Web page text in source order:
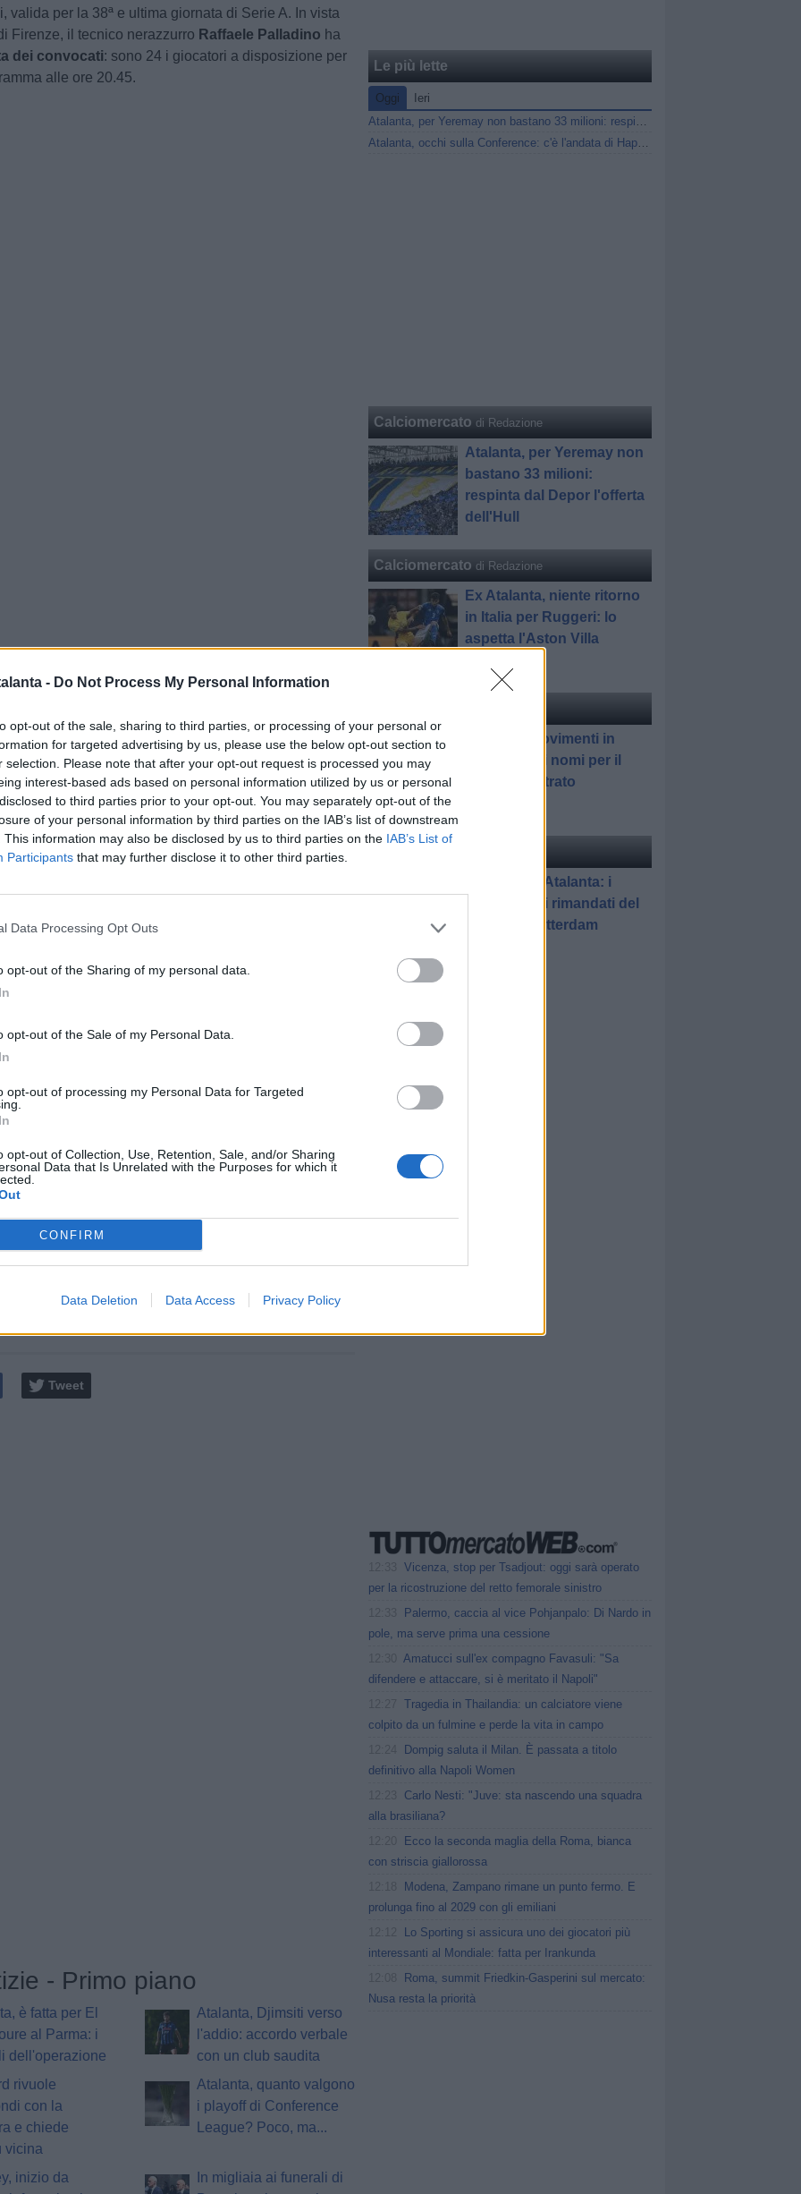
- Do Not Process My Personal Information
opt-out of the sale, sharing to third parties, or processing of your personal or
for targeted advertising by us, please use the below opt-out section to
selection. Please note that after your opt-out request is processed you may
interest-based ads based on personal information utilized by us or personal
to third parties prior to your opt-out. You may separately opt-out of the
of your personal information by third parties on the IAB’s list of downstream
This information may also be disclosed by us to third parties on the IAB’s List of
Participants that may further disclose it to other third parties.
Data Processing Opt Outs
opt-out of the Sharing of my personal data.
opt-out of the Sale of my Personal Data.
opt-out of processing my Personal Data for Targeted
opt-out of Collection, Use, Retention, Sale, and/or Sharing
Data that Is Unrelated with the Purposes for which it
CONFIRM
Data Deletion Data Access Privacy Policy
valida per la 38ª e ultima giornata di Serie A. In vista
Firenze, il tecnico nerazzurro Raffaele Palladino ha
dei convocati: sono 24 i giocatori a disposizione per
alle ore 20.45.
Fiorentina-Atalanta
(69)
(5)
(16)
(29)
Charles (17)
(15)
(19)
(23)
(6)
(18)
(31)
(42)
(9)
(7)
(45)
(59)
(77)
Gio 21 maggio 2026 alle 18:01
Tweet
- Primo piano
è fatta per El
al Parma: i
dell'operazione
Atalanta, Djimsiti verso
l'addio: accordo verbale
con un club saudita
rivuole
con la
e chiede
vicina
Atalanta, quanto valgono
i playoff di Conference
League? Poco, ma...
inizio da
In migliaia ai funerali di
Le più lette
Oggi
Ieri
Atalanta, per Yeremay non bastano 33 milioni: respinta dal Depor l'offerta dell'Hull
Atalanta, occhi sulla Conference: c'è l'andata di Hapoel Tel Aviv-Katowice
Calciomercato di Redazione
Atalanta, per Yeremay non
bastano 33 milioni:
respinta dal Depor l'offerta
dell'Hull
Calciomercato di Redazione
Ex Atalanta, niente ritorno
in Italia per Ruggeri: lo
aspetta l'Aston Villa
Atalanta, movimenti in
difesa: tutti i nomi per il
reparto arretrato
Feyenoord-Atalanta: i
promossi e i rimandati del
match di Rotterdam
Vicenza, stop per Tsadjout: oggi sarà operato
per la ricostruzione del retto femorale sinistro
Palermo, caccia al vice Pohjanpalo: Di Nardo in
pole, ma serve prima una cessione
Amatucci sull'ex compagno Favasuli: "Sa
difendere e attaccare, si è meritato il Napoli"
Tragedia in Thailandia: un calciatore viene
colpito da un fulmine e perde la vita in campo
Dompig saluta il Milan. È passata a titolo
definitivo alla Napoli Women
Carlo Nesti: "Juve: sta nascendo una squadra
alla brasiliana?
Ecco la seconda maglia della Roma, bianca
con striscia giallorossa
Modena, Zampano rimane un punto fermo. E
prolunga fino al 2029 con gli emiliani
Lo Sporting si assicura uno dei giocatori più
interessanti al Mondiale: fatta per Irankunda
Roma, summit Friedkin-Gasperini sul mercato:
Nusa resta la priorità